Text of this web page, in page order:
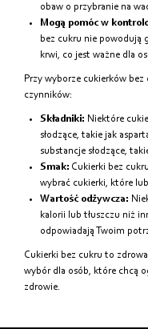
obaw o przybranie na
Mogą pomóc w
bez cukru nie powodują
krwi, co jest ważne dla
Przy wyborze cukierków
czynników:
Składniki: Niektóre
słodzące, takie jak
substancje słodzące,
Smak: Cukierki bez
wybrać cukierki, które
Wartość odżywcza:
kalorii lub tłuszczu niż
odpowiadają Twoim
Cukierki bez cukru to
wybór dla osób, które chcą
zdrowie.